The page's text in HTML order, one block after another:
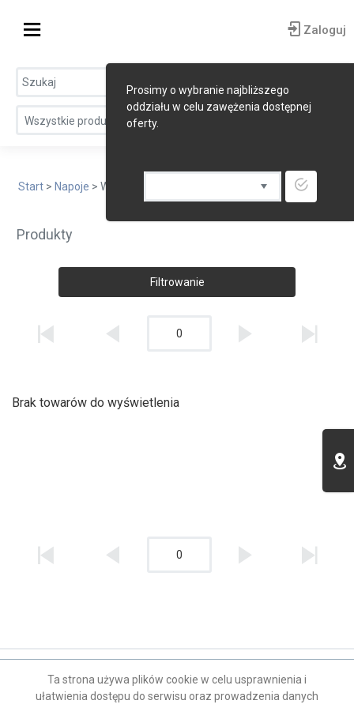
Zaloguj
Wszystkie produkty
Prosimy o wybranie najbliższego
oddziału w celu zawężenia dostępnej
oferty.
Start > Napoje > Wina
Produkty
Filtrowanie
0
Brak towarów do wyświetlenia
0
Kontakt
Ta strona używa plików cookie w celu usprawnienia i
ułatwienia dostępu do serwisu oraz prowadzenia danych